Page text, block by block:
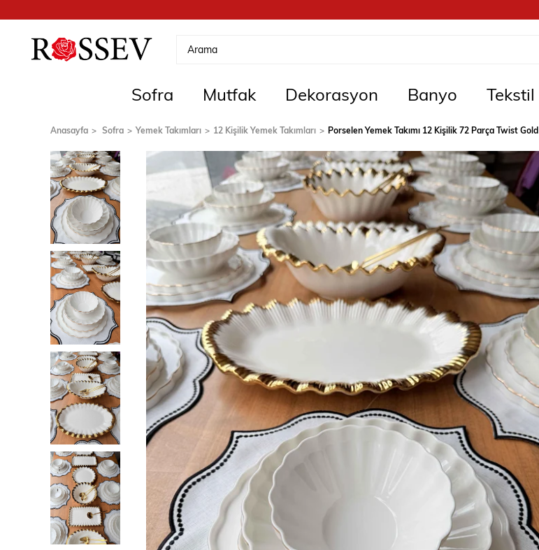
Sofra Mutfak Dekorasyon Banyo Tekstil
Anasayfa Sofra Yemek Takımları 12 Kişilik Yemek Takımları Porselen Yemek Takımı 12 Kişilik 72 Parça Twist Gold